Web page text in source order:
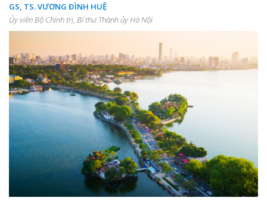
GS, TS. VƯƠNG ĐÌNH HUỆ
Ủy viên Bộ Chính trị, Bí thư Thành ủy Hà Nội